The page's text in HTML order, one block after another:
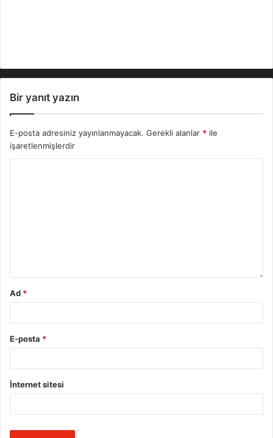
Bir yanıt yazın
E-posta adresiniz yayınlanmayacak. Gerekli alanlar * ile
işaretlenmişlerdir
Ad *
E-posta *
İnternet sitesi